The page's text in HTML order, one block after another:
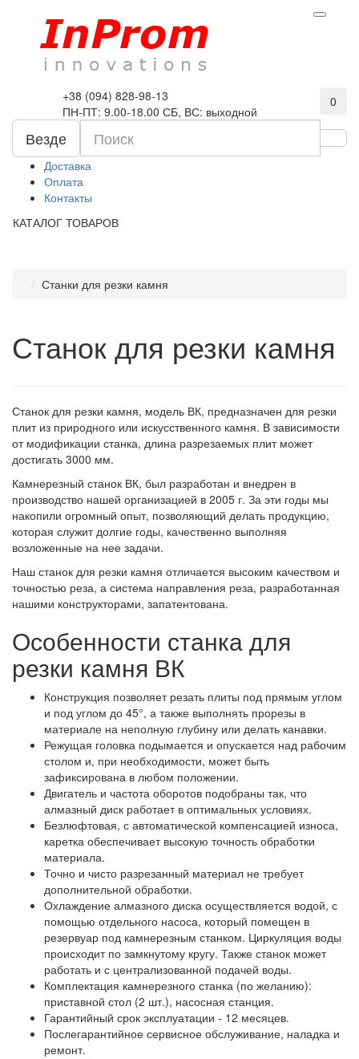
+38 (094) 828-98-13
ПН-ПТ: 9.00-18.00 СБ, ВС: выходной
0
Везде
Доставка
Оплата
Контакты
КАТАЛОГ ТОВАРОВ
Станки для резки камня
Станок для резки камня
Станок для резки камня, модель ВК, предназначен для резки
плит из природного или искусственного камня. В зависимости
от модификации станка, длина разрезаемых плит может
достигать 3000 мм.
Камнерезный станок ВК, был разработан и внедрен в
производство нашей организацией в 2005 г. За эти годы мы
накопили огромный опыт, позволяющий делать продукцию,
которая служит долгие годы, качественно выполняя
возложенные на нее задачи.
Наш станок для резки камня отличается высоким качеством и
точностью реза, а система направления реза, разработанная
нашими конструкторами, запатентована.
Особенности станка для
резки камня ВК
Конструкция позволяет резать плиты под прямым углом
и под углом до 45°, а также выполнять прорезы в
материале на неполную глубину или делать канавки.
Режущая головка подымается и опускается над рабочим
столом и, при необходимости, может быть
зафиксирована в любом положении.
Двигатель и частота оборотов подобраны так, что
алмазный диск работает в оптимальных условиях.
Безлюфтовая, с автоматической компенсацией износа,
каретка обеспечивает высокую точность обработки
материала.
Точно и чисто разрезанный материал не требует
дополнительной обработки.
Охлаждение алмазного диска осуществляется водой, с
помощью отдельного насоса, который помещен в
резервуар под камнерезным станком. Циркуляция воды
происходит по замкнутому кругу. Также станок может
работать и с централизованной подачей воды.
Комплектация камнерезного станка (по желанию):
приставной стол (2 шт.), насосная станция.
Гарантийный срок эксплуатации - 12 месяцев.
Послегарантийное сервисное обслуживание, наладка и
ремонт.